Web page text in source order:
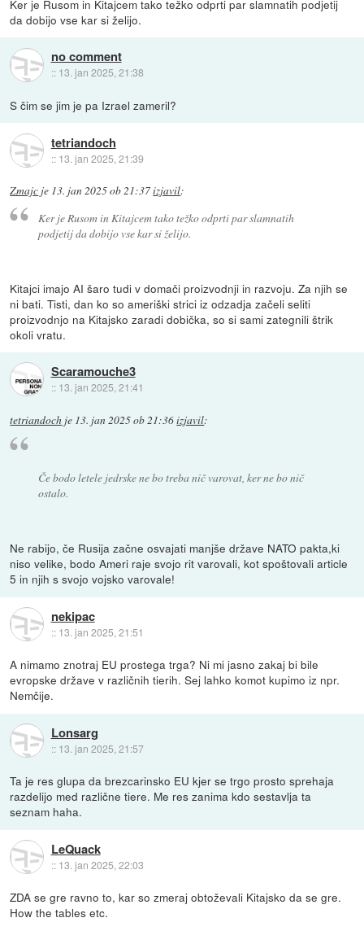
Ker je Rusom in Kitajcem tako težko odprti par slamnatih podjetij
da dobijo vse kar si želijo.
no comment
:: 13. jan 2025, 21:38
S čim se jim je pa Izrael zameril?
tetriandoch
:: 13. jan 2025, 21:39
Zmajc je 13. jan 2025 ob 21:37izjavil:
Ker je Rusom in Kitajcem tako težko odprti par slamnatih
podjetij da dobijo vse kar si želijo.
Kitajci imajo AI šaro tudi v domači proizvodnji in razvoju. Za njih se
ni bati. Tisti, dan ko so ameriški strici iz odzadja začeli seliti
proizvodnjo na Kitajsko zaradi dobička, so si sami zategnili štrik
okoli vratu.
Scaramouche3
:: 13. jan 2025, 21:41
tetriandoch je 13. jan 2025 ob 21:36izjavil:
Če bodo letele jedrske ne bo treba nič varovat, ker ne bo nič
ostalo.
Ne rabijo, če Rusija začne osvajati manjše države NATO pakta,ki
niso velike, bodo Ameri raje svojo rit varovali, kot spoštovali article
5 in njih s svojo vojsko varovale!
nekipac
:: 13. jan 2025, 21:51
A nimamo znotraj EU prostega trga? Ni mi jasno zakaj bi bile
evropske države v različnih tierih. Sej lahko komot kupimo iz npr.
Nemčije.
Lonsarg
:: 13. jan 2025, 21:57
Ta je res glupa da brezcarinsko EU kjer se trgo prosto sprehaja
razdelijo med različne tiere. Me res zanima kdo sestavlja ta
seznam haha.
LeQuack
:: 13. jan 2025, 22:03
ZDA se gre ravno to, kar so zmeraj obtoževali Kitajsko da se gre.
How the tables etc.